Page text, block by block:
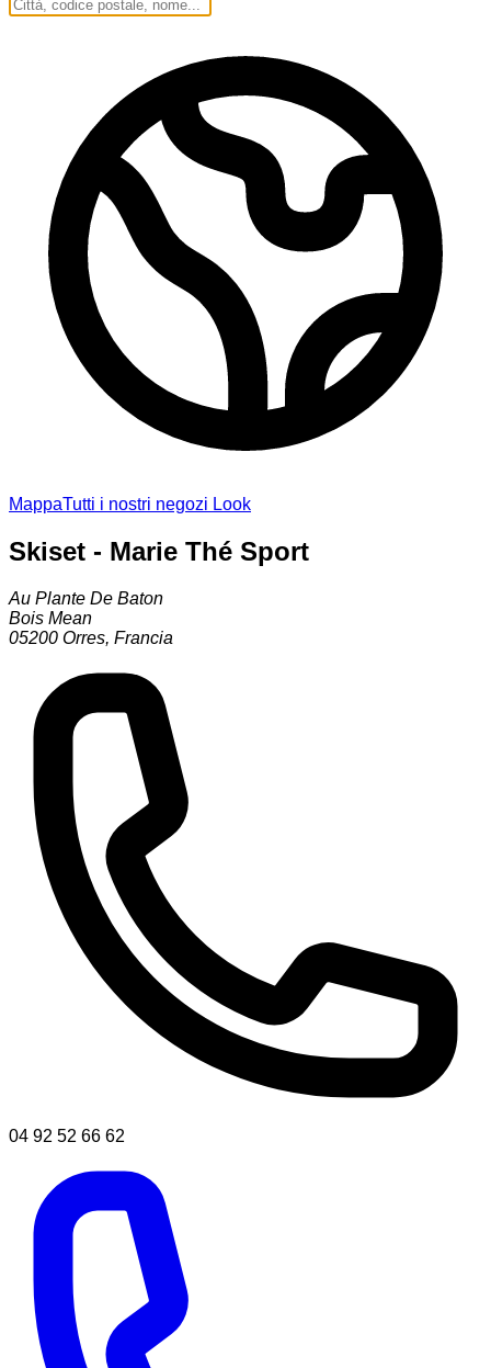
MappaTutti i nostri negozi Look
Skiset - Marie Thé Sport
Au Plante De Baton
Bois Mean
05200 Orres, Francia
04 92 52 66 62